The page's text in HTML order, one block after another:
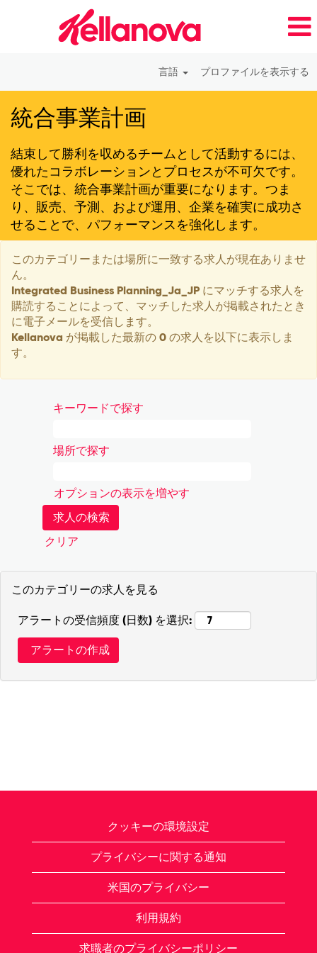
言語 プロファイルを表示する
Business
Planning_Ja_JP
統合事業計画
結束して勝利を収めるチームとして活動するには、
優れたコラボレーションとプロセスが不可欠です。
そこでは、統合事業計画が重要になります。つま
り、販売、予測、および運用、企業を確実に成功さ
せることで、パフォーマンスを強化します。
このカテゴリーまたは場所に一致する求人が現在ありませ
ん。
Integrated Business Planning_Ja_JP にマッチする求人を
購読することによって、マッチした求人が掲載されたとき
に電子メールを受信します。
Kellanova が掲載した最新の 0 の求人を以下に表示しま
す。
キーワードで探す
場所で探す
オプションの表示を増やす
クリア
このカテゴリーの求人を見る
アラートの受信頻度 (日数) を選択:
クッキーの環境設定
プライバシーに関する通知
米国のプライバシー
利用規約
求職者のプライバシーポリシー